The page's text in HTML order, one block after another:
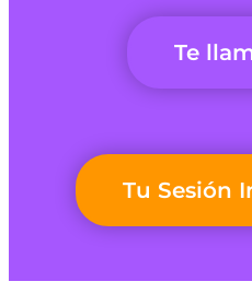
Te
Tu Sesión